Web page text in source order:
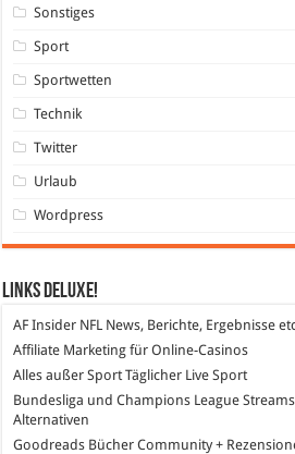
Sonstiges
Sport
Sportwetten
Technik
Twitter
Urlaub
Wordpress
Links DeLuXe!
AF Insider NFL News, Berichte, Ergebnisse
Affiliate Marketing für Online-Casinos
Alles außer SportTäglicher Live Sport
Bundesliga und Champions League Streams
Alternativen
Goodreads Bücher Community +